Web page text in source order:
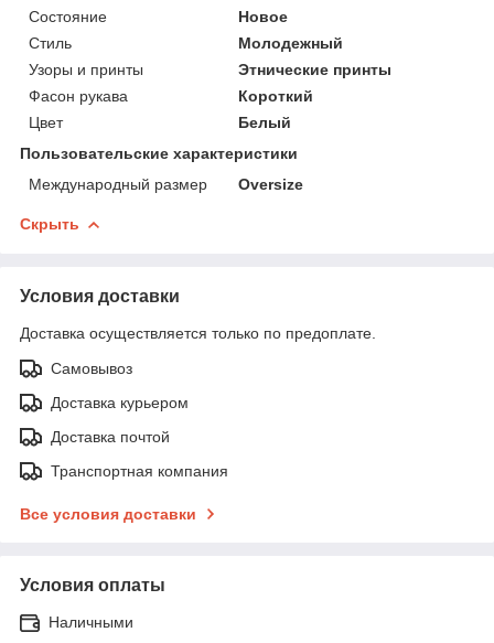
Состояние
Новое
Стиль
Молодежный
Узоры и принты
Этнические принты
Фасон рукава
Короткий
Цвет
Белый
Пользовательские характеристики
Международный размер
Oversize
Скрыть
Условия доставки
Доставка осуществляется только по предоплате.
Самовывоз
Доставка курьером
Доставка почтой
Транспортная компания
Все условия доставки
Условия оплаты
Наличными